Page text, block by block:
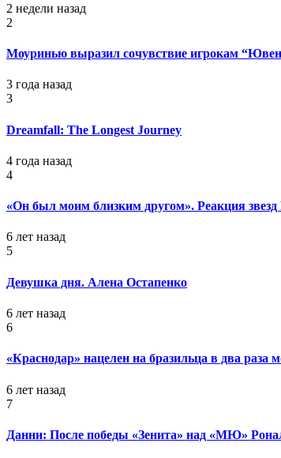
2 недели назад
2
Моуринью выразил сочувствие игрокам
3 года назад
3
Dreamfall: The Longest Journey
4 года назад
4
«Он был моим близким другом». Реакция
6 лет назад
5
Девушка дня. Алена Остапенко
6 лет назад
6
«Краснодар» нацелен на бразильца в два
6 лет назад
7
Данни: После победы «Зенита» над «МЮ»